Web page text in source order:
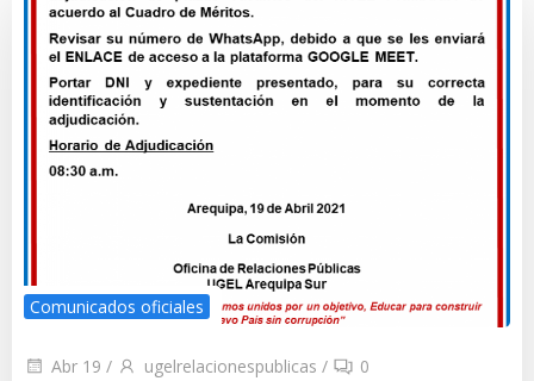
Comunicados oficiales
Abr 19 / ugelrelacionespublicas / 0